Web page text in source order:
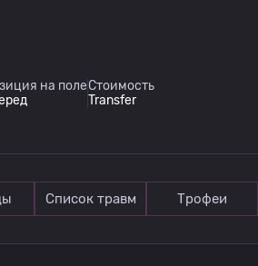
на полеСтоимость
Transfer
Список травм Трофеи